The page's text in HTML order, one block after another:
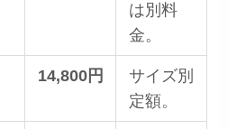
は別料
金。
14,800円
サイズ別
定額。